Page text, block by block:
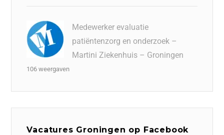
Medewerker evaluatie
patiëntenzorg en onderzoek –
Martini Ziekenhuis – Groningen
106 weergaven
Vacatures Groningen op Facebook